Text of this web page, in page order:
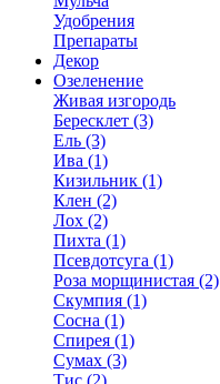
Удобрения
Препараты
Декор
Озеленение
Живая изгородь
Бересклет (3)
Ель (3)
Ива (1)
Кизильник (1)
Клен (2)
Лох (2)
Пихта (1)
Псевдотсуга (1)
Роза морщинистая (2)
Скумпия (1)
Сосна (1)
Спирея (1)
Сумах (3)
Тис (2)